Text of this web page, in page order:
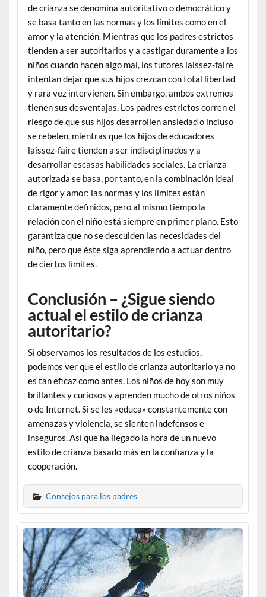
de crianza se denomina autoritativo o democrático y
se basa tanto en las normas y los límites como en el
amor y la atención. Mientras que los padres estrictos
tienden a ser autoritarios y a castigar duramente a los
niños cuando hacen algo mal, los tutores laissez-faire
intentan dejar que sus hijos crezcan con total libertad
y rara vez intervienen. Sin embargo, ambos extremos
tienen sus desventajas. Los padres estrictos corren el
riesgo de que sus hijos desarrollen ansiedad o incluso
se rebelen, mientras que los hijos de educadores
laissez-faire tienden a ser indisciplinados y a
desarrollar escasas habilidades sociales. La crianza
autorizada se basa, por tanto, en la combinación ideal
de rigor y amor: las normas y los límites están
claramente definidos, pero al mismo tiempo la
relación con el niño está siempre en primer plano. Esto
garantiza que no se descuiden las necesidades del
niño, pero que éste siga aprendiendo a actuar dentro
de ciertos límites.
Conclusión – ¿Sigue siendo
actual el estilo de crianza
autoritario?
Si observamos los resultados de los estudios,
podemos ver que el estilo de crianza autoritario ya no
es tan eficaz como antes. Los niños de hoy son muy
brillantes y curiosos y aprenden mucho de otros niños
o de Internet. Si se les «educa» constantemente con
amenazas y violencia, se sienten indefensos e
inseguros. Así que ha llegado la hora de un nuevo
estilo de crianza basado más en la confianza y la
cooperación.
Consejos para los padres